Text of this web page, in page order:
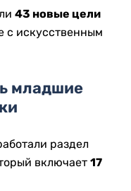
43 новые цели
с искусственным
младшие
раздел
включает 17